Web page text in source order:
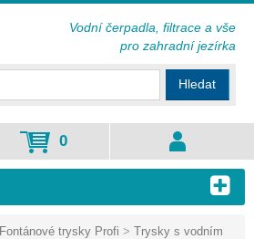
Fontánové trysky Profi > Trysky s vodním
Hledat
0
Vodní čerpadla, filtrace a vše
pro zahradní jezírka